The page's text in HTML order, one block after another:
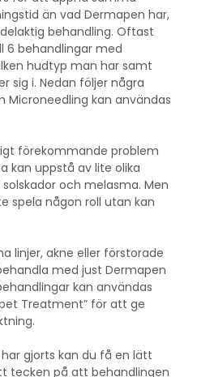
än vad Dermapen har,
behandling. Oftast
6 behandlingar med
hudtyp man har samt
sig i. Nedan följer några
Microneedling kan användas
förekommande problem
kan uppstå av lite olika
och melasma. Men
spela någon roll utan kan
linjer, akne eller förstorade
med just Dermapen
kan användas
Treatment” för att ge
gjorts kan du få en lätt
tecken på att behandlingen